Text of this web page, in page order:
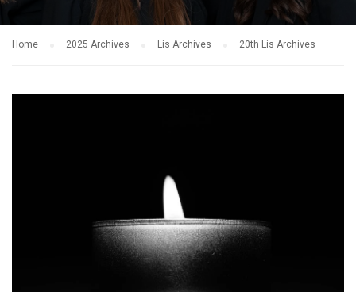
Home 2025 Archives Lis Archives 20th Lis Archives